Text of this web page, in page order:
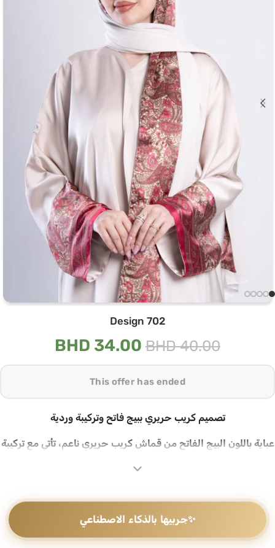
Design 702
BHD40.00
BHD 34.00
This offer has ended
تصميم كريب حريري ببيج فاتح وتركيبة وردية
عباية باللون البيج الفاتح من قماش كريب حريري ناعم، تأتي مع تركيبة
الإطلالة دفئاً وأناقة في آنٍ واحد
كريب حريري فاخر مع تركيبة ملونة
قماش كريب حريري بملمس ناعم وبريق خفيف يمنحك خفة وراحة
طوال اليوم، مع شريط من الحرير بنقشات وردية على الحافة الأمامية
✨جربيها بالذكاء الاصطناعي